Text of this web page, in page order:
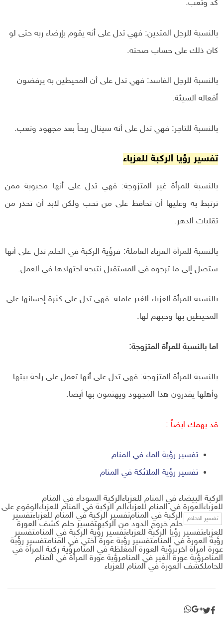
كد وتعب.
بالنسبة للرجل المتدين: فهي تدل على أنه يقوم بإرضاء ربه حتى لو
كان ذلك على حساب صحته.
بالنسبة للرجل الفاسد: فهي تدل على أن المحيطين به يرفضون
أفعاله السيئة.
بالنسبة للتاجر: فهي تدل على أنه سينال ربحاً بعد مجهود وتعب.
تفسير رؤيا الركبة للعزباء
بالنسبة للمرأة غير المتزوجة: فهي تدل على أنها محبوبة ممن
ترتبط به وعليها أن تحافظ على من تحب ولكن لابد أن تحذر من
تقلبات الدهر.
بالنسبة للمرأة العزباء العاملة: فرؤية الركبة في الحلم تدل على أنها
ستصل إلى ما ترجوه في المستقبل نتيجة اجتهادها في العمل.
بالنسبة للمرأة العزباء الغير عاملة: فهي تدل على كثرة إحسانها على
المحيطين بها وحبهم لها.
اما بالنسبة للمرأة المتزوجة:
بالنسبة للمرأة المتزوجة: فهي تدل على أنها تعمل على راحة بيتها
وأهلها يقدرون هذا المجهود ويهتمون بها أيضا.
قد يهمك ايضاً :
تفسير رؤية الماء في المنام
تفسير رؤية الملائكة في المنام
الركبة البيضاء في المنام للعزباءالركبة السوداء في المنام
للعزباءالعورة في المنام للعزباءالم الركبة في المنام للعزباءالوقوع على
الركبة في المنام
تفسير الاحلام
تفسير الركبة في المنام للعزباءتفسير
حلم خروج الدود من الركبهتفسير حلم كشف العورة
للعزباءتفسير رؤيا الركبة للعزباءتفسير رؤية الركبة في المنامتفسير
رؤية العورة في المنامتفسير رؤية عورة اختي في المنامتفسير رؤية
عورة امراة اخرىرؤية العورة المغلظة في المنامرؤية ركبة المرأة في
المنامرؤية عورة الغير في المنامرؤية عورة المرأة في المنام
للحاملكشف العورة في المنام للعزباء